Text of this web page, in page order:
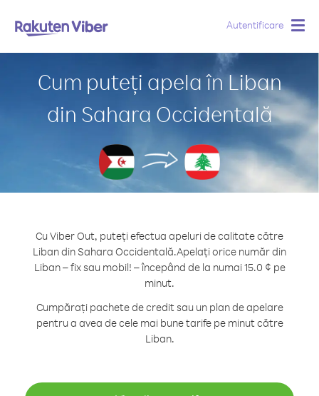
Autentificare
Cum puteți apela în Liban
din Sahara Occidentală
Cu Viber Out, puteți efectua apeluri de calitate către
Liban din Sahara Occidentală.Apelați orice număr din
Liban – fix sau mobil! – începând de la numai 15.0 ¢ pe
minut.
Cumpărați pachete de credit sau un plan de apelare
pentru a avea de cele mai bune tarife pe minut către
Liban.